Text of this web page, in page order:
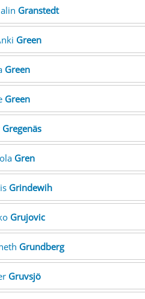
Granstedt
Green
Green
Green
Gregenäs
Gren
Grindewih
Grujovic
Grundberg
Gruvsjö